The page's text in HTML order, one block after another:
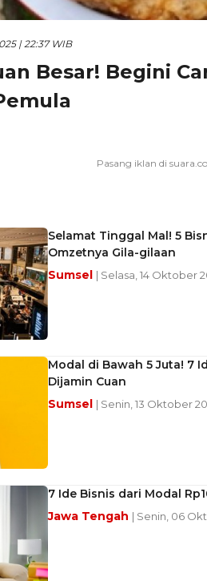
| 22:37 WIB
Besar! Begini
Selamat Tinggal Mal! 5
Omzetnya Gila-gilaan
Sumsel | Selasa, 14 Oktober
Modal di Bawah 5 Juta! 7
Dijamin Cuan
Sumsel | Senin, 13 Oktober
7 Ide Bisnis dari Modal
Jawa Tengah | Senin, 06